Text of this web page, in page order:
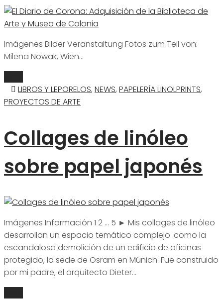
Imágenes Bilder Veranstaltung Fotos zum Teil von:
Milena Nowak, Wien…
LIBROS Y LEPORELOS, NEWS, PAPELERÍA LINOLPRINTS,
PROYECTOS DE ARTE
Collages de linóleo
sobre papel japonés
Imágenes Información 1 2 ... 5 ► Mis collages de linóleo
desarrollan un espacio temático complejo. como la
escandalosa demolición de un edificio de oficinas
protegido, la sede de Osram en Múnich. Fue construido
por mi padre, el arquitecto Dieter…